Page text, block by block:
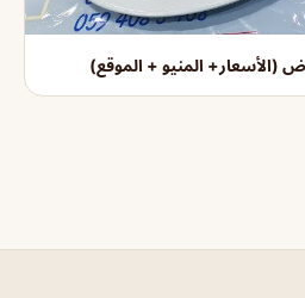
(الأسعار+ المنيو + الموقع)